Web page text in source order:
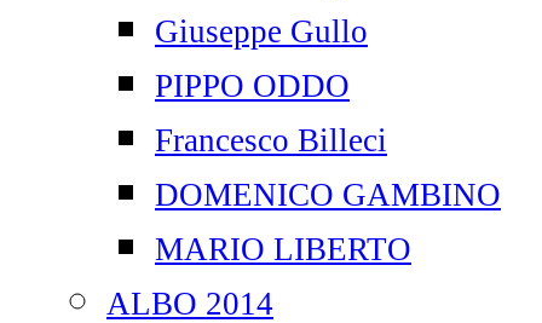
Giuseppe Gullo
PIPPO ODDO
Francesco Billeci
DOMENICO GAMBINO
MARIO LIBERTO
ALBO 2014